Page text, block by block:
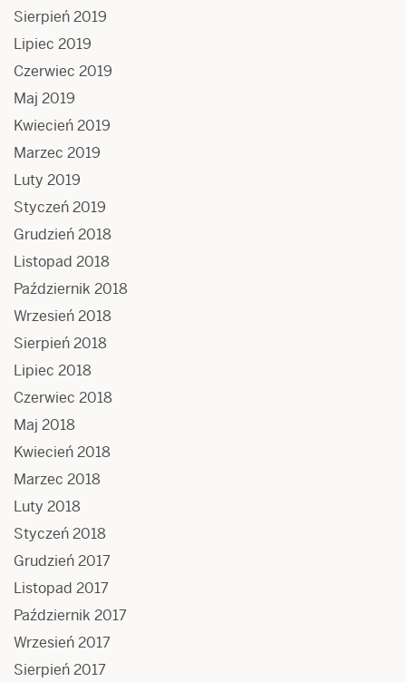
Sierpień 2019
Lipiec 2019
Czerwiec 2019
Maj 2019
Kwiecień 2019
Marzec 2019
Luty 2019
Styczeń 2019
Grudzień 2018
Listopad 2018
Październik 2018
Wrzesień 2018
Sierpień 2018
Lipiec 2018
Czerwiec 2018
Maj 2018
Kwiecień 2018
Marzec 2018
Luty 2018
Styczeń 2018
Grudzień 2017
Listopad 2017
Październik 2017
Wrzesień 2017
Sierpień 2017